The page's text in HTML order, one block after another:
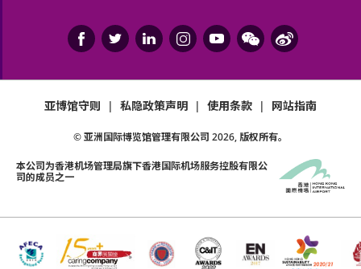
亚博馆守则 | 私隐政策声明 | 使用条款 | 网站指南
© 亚洲国际博览馆管理有限公司 2026, 版权所有。
本公司为香港机场管理局旗下香港国际机场服务控股有限公
司的成员之一